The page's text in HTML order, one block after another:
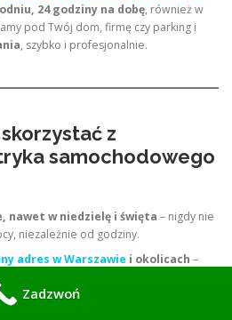
24 godziny na dobę, również w
pod Twój dom, firmę czy parking i
, szybko i profesjonalnie.
z
samochodowego
nawet w niedzielę i święta – nigdy nie
niezależnie od godziny.
adres w Warszawie i okolicach –
Targówek, Wawer i inne.
Zadzwoń